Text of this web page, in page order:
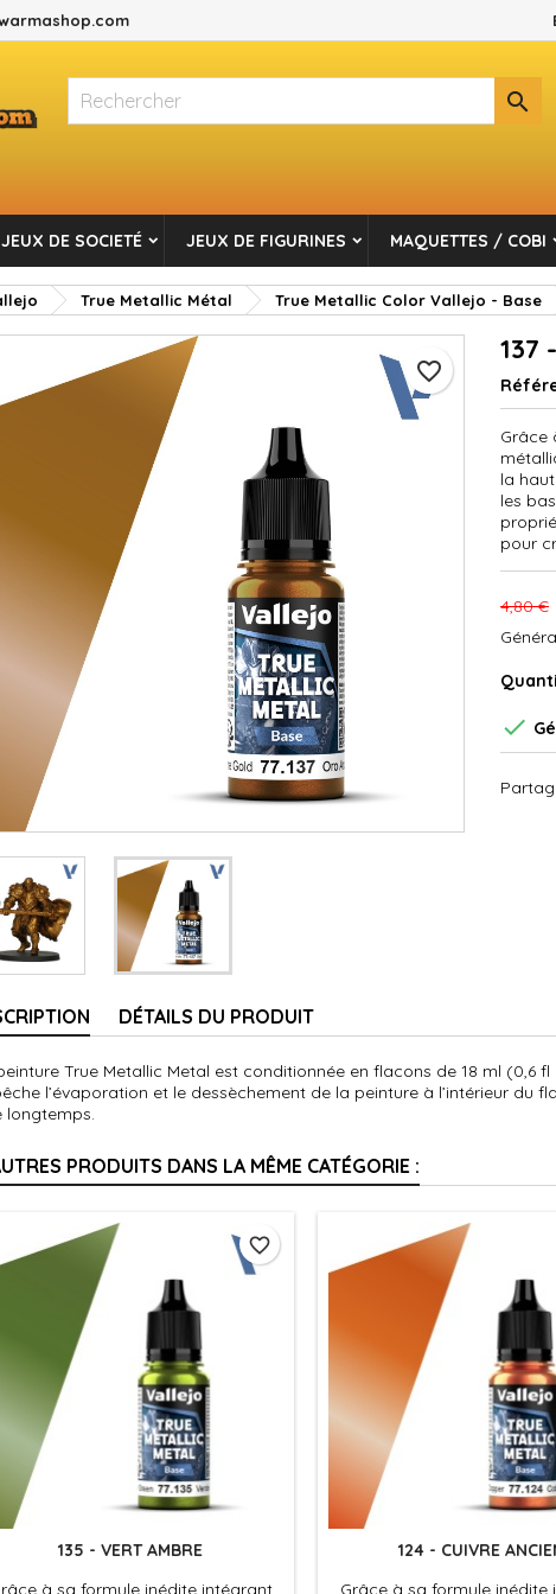

JEUX DE SOCIETÉ JEUX DE FIGURINES MAQUETTES / COBI
True Metallic Métal True Metallic Color Vallejo - Base
137
Grâce
la
les
pour
4,80 €
favorite_border

DÉTAILS DU PRODUIT
True Metallic Metal est conditionnée en flacons de 18 ml (0,6
l’évaporation et le dessèchement de la peinture à l’intérieur du
longtemps.
PRODUITS DANS LA MÊME CATÉGORIE :
135 - VERT AMBRE
à sa formule inédite intégrant
favorite_border
124 - CUIVRE
Grâce à sa formule inédite
Mes listes d'envies
add_circle_outline Créer une nouvelle liste
Créer une liste d'envies
Connexion
Vous devez être connecté pour ajouter des produits à votre liste